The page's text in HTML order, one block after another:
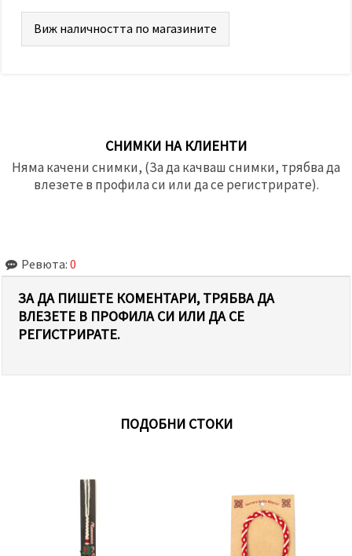
Виж наличността по магазините
СНИМКИ НА КЛИЕНТИ
Няма качени снимки, (За да качваш снимки, трябва да
влезете в профила си или да се регистрирате).
Ревюта: 0
ЗА ДА ПИШЕТЕ КОМЕНТАРИ, ТРЯБВА ДА
ВЛЕЗЕТЕ В ПРОФИЛА СИ ИЛИ ДА СЕ
РЕГИСТРИРАТЕ.
ПОДОБНИ СТОКИ